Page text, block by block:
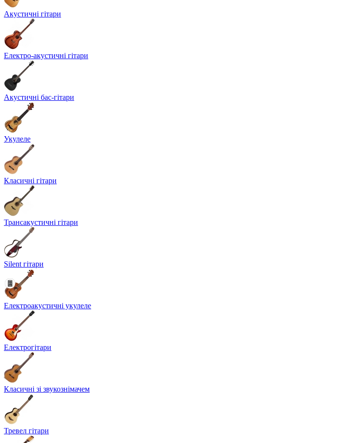
Акустичні гітари
Електро-акустичні гітари
Акустичні бас-гітари
Укулеле
Класичні гітари
Трансакустичні гітари
Silent гітари
Електроакустичні укулеле
Електрогітари
Класичні зі звукознімачем
Тревел гітари